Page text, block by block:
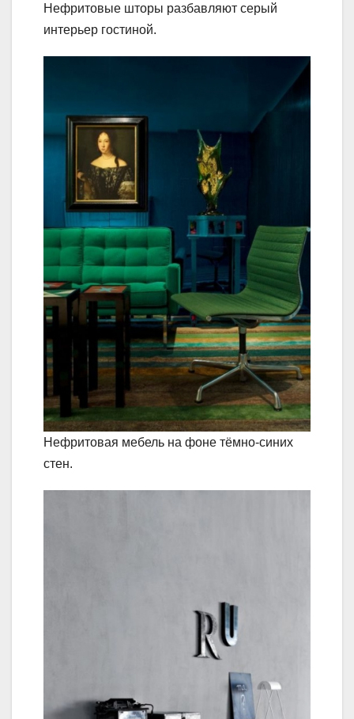
Нефритовые шторы разбавляют серый
интерьер гостиной.
Нефритовая мебель на фоне тёмно-синих
стен.